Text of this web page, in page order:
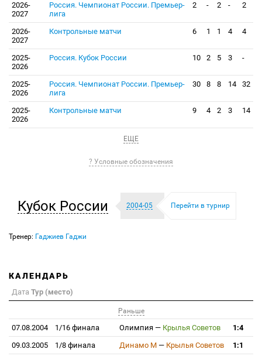
2026-
2027
Россия. Чемпионат России. Премьер-
лига
2 - 2 - 2
2026-
2027
Контрольные матчи 6 1 1 4 4
2025-
2026
Россия. Кубок России 10 2 5 3 -
2025-
2026
Россия. Чемпионат России. Премьер-
лига
30 8 8 14 32
2025-
2026
Контрольные матчи 9 4 2 3 14
ЕЩЕ
? Условные обозначения
Кубок России 2004-05 Перейти в турнир
Тренер: Гаджиев Гаджи
КАЛЕНДАРЬ
Дата Тур (место)
Раньше
07.08.2004 1/16 финала Олимпия — Крылья Советов
1:4
09.03.2005
1/8 финала Динамо М — Крылья Советов
1:1